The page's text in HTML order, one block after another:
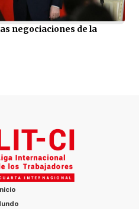
negociaciones de la